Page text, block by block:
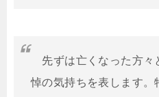
先ずは亡くなった方々
悼の気持ちを表します。